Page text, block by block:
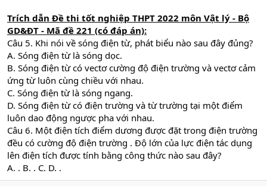
Trích dẫn Đề thi tốt nghiệp THPT 2022 môn Vật lý - Bộ
GD&ĐT - Mã đề 221 (có đáp án):
Câu 5. Khi nói về sóng điện từ, phát biểu nào sau đây đủng?
A. Sóng điện từ là sóng dọc.
B. Sóng điện từ có vectơ cường độ điện trường và vectơ cảm
ứng từ luôn cùng chiều với nhau.
C. Sóng điện từ là sóng ngang.
D. Sóng điện từ có điện trường và từ trường tại một điểm
luôn dao động ngược pha với nhau.
Câu 6. Một điện tích điểm dương được đặt trong điện trường
đều có cường độ điện trường . Độ lớn của lực điện tác dụng
lên điện tích được tính bằng công thức nào sau đây?
A. . B. . C. D. .